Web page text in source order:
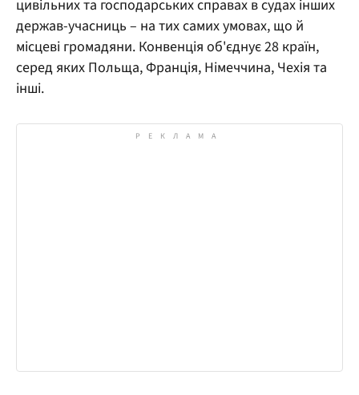
цивільних та господарських справах в судах інших
держав-учасниць – на тих самих умовах, що й
місцеві громадяни. Конвенція об'єднує 28 країн,
серед яких Польща, Франція, Німеччина, Чехія та
інші.